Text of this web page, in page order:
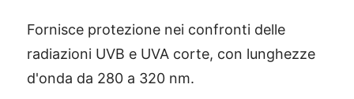
Fornisce protezione nei confronti delle
radiazioni UVB e UVA corte, con lunghezze
d'onda da 280 a 320 nm.